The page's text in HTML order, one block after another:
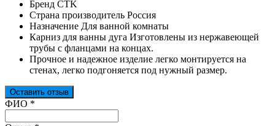
Бренд CTK
Страна производитель Россия
Назначение Для ванной комнаты
Карниз для ванны дуга Изготовлены из нержавеющей
трубы с фланцами на концах.
Прочное и надежное изделие легко монтируется на
стенах, легко подгоняется под нужный размер.
Оставить отзыв
Ваш отзыв был отправлен!
ФИО *